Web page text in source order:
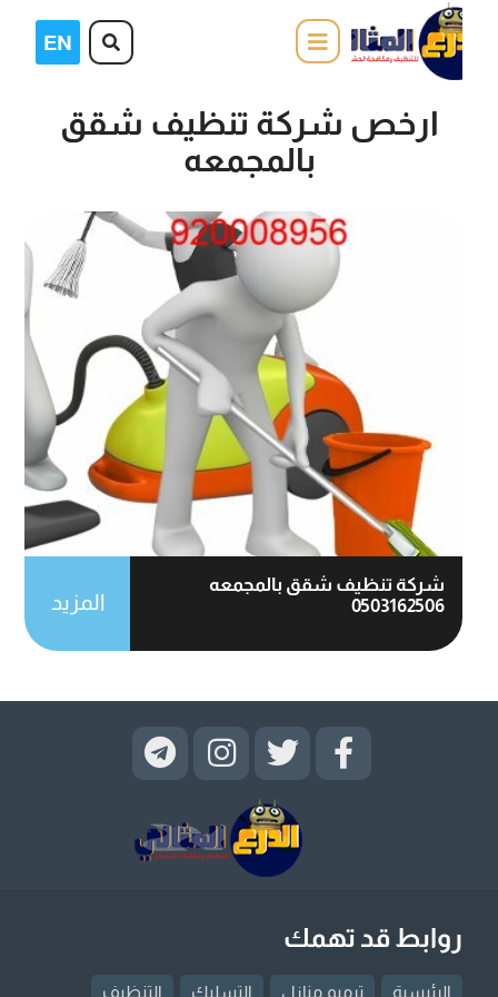
ارخص شركة تنظيف شقق
بالمجمعه
شركة تنظيف شقق بالمجمعه
0503162506
المزيد
روابط قد تهمك
الرئيسية ترميم منازل التسليك التنظيف